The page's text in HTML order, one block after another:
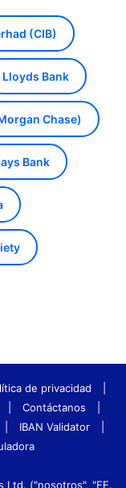
(CIB)
Lloyds Bank
Chase)
Bank
de privacidad
Contáctanos
IBAN Validator
Ltd. ("nosotros", "EE.